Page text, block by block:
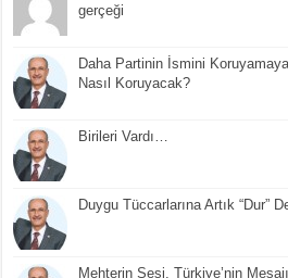
gerçeği
Daha Partinin İsmini
Nasıl Koruyacak?
Birileri Vardı…
Duygu Tüccarlarına Artık “Dur”
Mehterin Sesi, Türkiye’nin Mesajı